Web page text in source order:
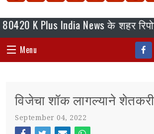
K Plus India News के शहर रिपोर्टर
Menu
ok
संपादकीय
जॉब/ नोकरी
विजेचा शॉक लागल्याने
September 04, 2022